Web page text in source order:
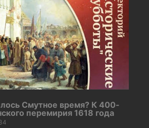
Смутное время? К 400-
перемирия 1618 года